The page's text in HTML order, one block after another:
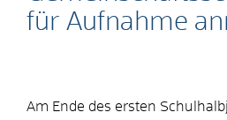
für Aufnahme
Am Ende des ersten